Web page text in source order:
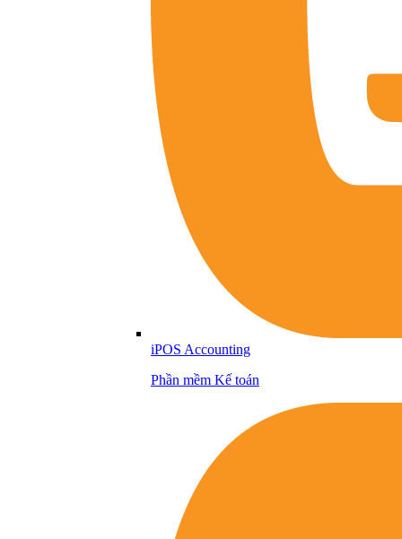
iPOS Accounting
Phần mềm Kế toán